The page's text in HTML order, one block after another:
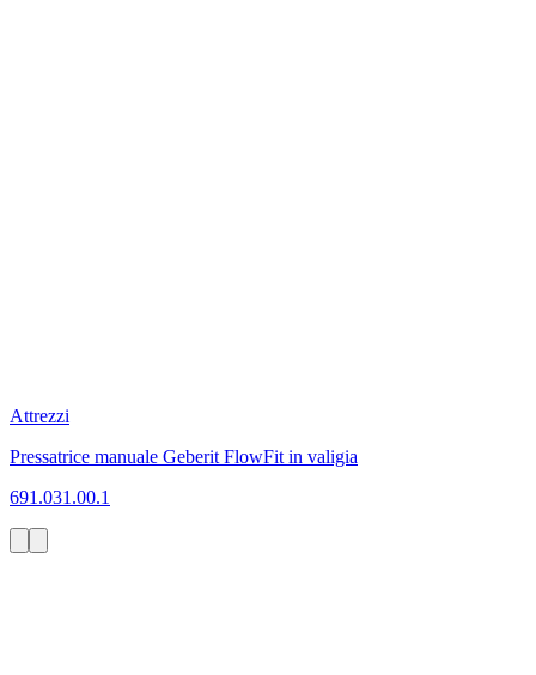
Attrezzi
Pressatrice manuale Geberit FlowFit in valigia
691.031.00.1